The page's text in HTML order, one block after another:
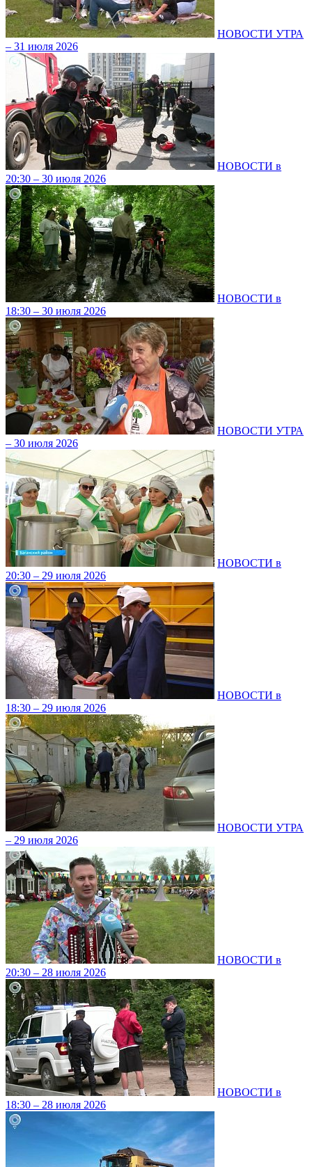
НОВОСТИ УТРА
– 31 июля 2026
НОВОСТИ в
20:30 – 30 июля 2026
НОВОСТИ в
18:30 – 30 июля 2026
НОВОСТИ УТРА
– 30 июля 2026
НОВОСТИ в
20:30 – 29 июля 2026
НОВОСТИ в
18:30 – 29 июля 2026
НОВОСТИ УТРА
– 29 июля 2026
НОВОСТИ в
20:30 – 28 июля 2026
НОВОСТИ в
18:30 – 28 июля 2026